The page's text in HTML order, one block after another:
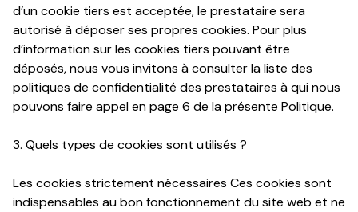
d’un cookie tiers est acceptée, le prestataire sera
autorisé à déposer ses propres cookies. Pour plus
d’information sur les cookies tiers pouvant être
déposés, nous vous invitons à consulter la liste des
politiques de confidentialité des prestataires à qui nous
pouvons faire appel en page 6 de la présente Politique.
3. Quels types de cookies sont utilisés ?
Les cookies strictement nécessaires Ces cookies sont
indispensables au bon fonctionnement du site web et ne